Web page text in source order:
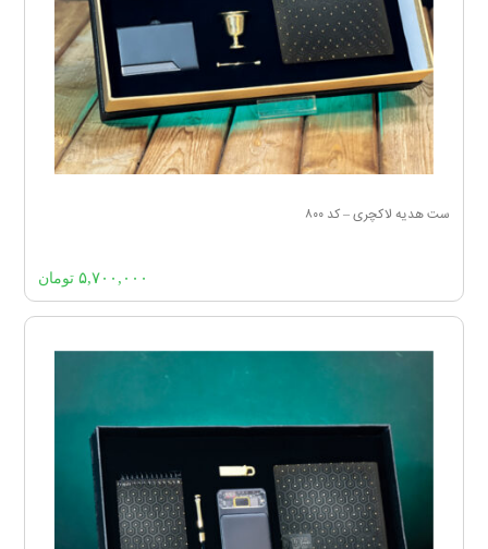
ست هدیه لاکچری – کد ۸۰۰
۵,۷۰۰,۰۰۰ تومان